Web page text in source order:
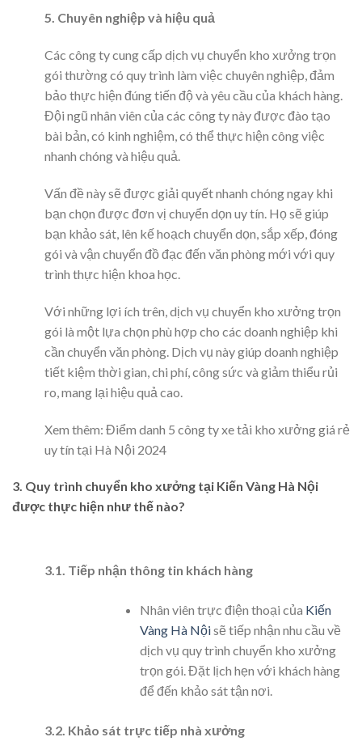
5. Chuyên nghiệp và hiệu quả
Các công ty cung cấp dịch vụ chuyển kho xưởng trọn
gói thường có quy trình làm việc chuyên nghiệp, đảm
bảo thực hiện đúng tiến độ và yêu cầu của khách hàng.
Đội ngũ nhân viên của các công ty này được đào tạo
bài bản, có kinh nghiệm, có thể thực hiện công việc
nhanh chóng và hiệu quả.
Vấn đề này sẽ được giải quyết nhanh chóng ngay khi
bạn chọn được đơn vị chuyển dọn uy tín. Họ sẽ giúp
bạn khảo sát, lên kế hoạch chuyển dọn, sắp xếp, đóng
gói và vận chuyển đồ đạc đến văn phòng mới với quy
trình thực hiện khoa học.
Với những lợi ích trên, dịch vụ chuyển kho xưởng trọn
gói là một lựa chọn phù hợp cho các doanh nghiệp khi
cần chuyển văn phòng. Dịch vụ này giúp doanh nghiệp
tiết kiệm thời gian, chi phí, công sức và giảm thiểu rủi
ro, mang lại hiệu quả cao.
Xem thêm: Điểm danh 5 công ty xe tải kho xưởng giá rẻ
uy tín tại Hà Nội 2024
3. Quy trình chuyển kho xưởng tại Kiến Vàng Hà Nội
được thực hiện như thế nào?
3.1. Tiếp nhận thông tin khách hàng
Nhân viên trực điện thoại của Kiến
Vàng Hà Nộisẽ tiếp nhận nhu cầu về
dịch vụ quy trình chuyển kho xưởng
trọn gói. Đặt lịch hẹn với khách hàng
để đến khảo sát tận nơi.
3.2. Khảo sát trực tiếp nhà xưởng